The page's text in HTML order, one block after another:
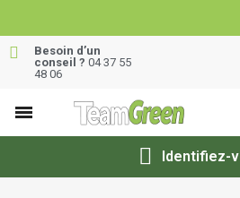
Besoin d’un
conseil ? 04 37 55
48 06
Identifiez-